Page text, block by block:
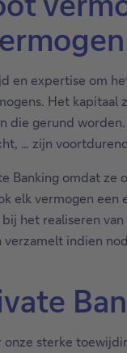
en expertise om
Het kapitaal
die gerund
… zijn
Banking omdat ze
elk vermogen
het realiseren
indien
sterke